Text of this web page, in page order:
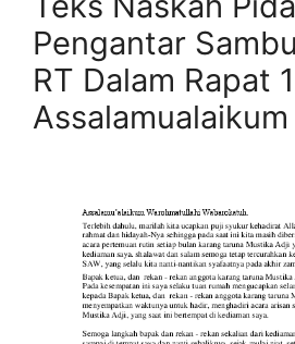
Pengantar
RT Dalam Rapat 1
Assalamualaikum